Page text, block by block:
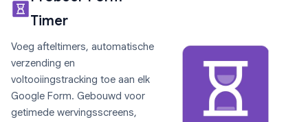
Timer
Voeg afteltimers, automatische
verzending en
voltooiingstracking toe aan elk
Google Form. Gebouwd voor
getimede wervingsscreens,